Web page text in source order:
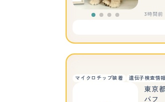
3時間前
マイクロチップ装着 遺伝子検査情報
東京都
バフ